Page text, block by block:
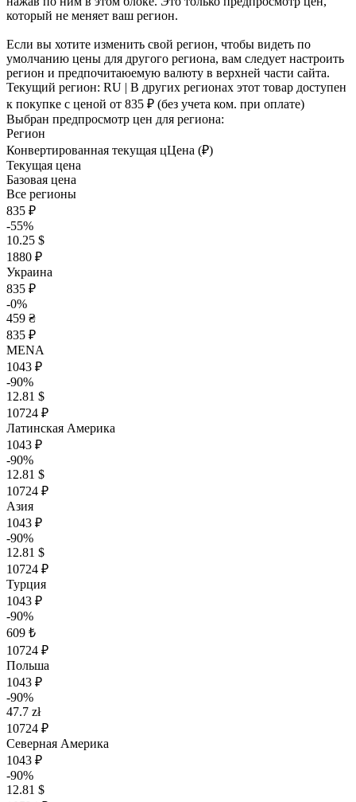
который не меняет ваш регион.
Если вы хотите изменить свой регион, чтобы видеть по
умолчанию цены для другого региона, вам следует настроить
регион и предпочитаюемую валюту в верхней части сайта.
Текущий регион: RU | В других регионах этот товар доступен
к покупке с ценой от 835 ₽ (без учета ком. при оплате)
Выбран предпросмотр цен для региона:
Регион
Конвертированная текущая цЦена (₽)
Текущая цена
Базовая цена
Все регионы
835 ₽
-55%
10.25 $
1880 ₽
Украина
835 ₽
-0%
459 ₴
835 ₽
MENA
1043 ₽
-90%
12.81 $
10724 ₽
Латинская Америка
1043 ₽
-90%
12.81 $
10724 ₽
Азия
1043 ₽
-90%
12.81 $
10724 ₽
Турция
1043 ₽
-90%
609 ₺
10724 ₽
Польша
1043 ₽
-90%
47.7 zł
10724 ₽
Северная Америка
1043 ₽
-90%
12.81 $